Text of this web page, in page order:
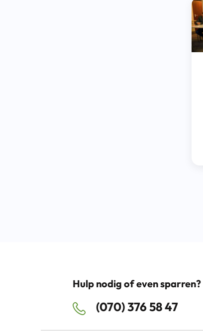
Hulp nodig of even sparren?
(070) 376 58 47